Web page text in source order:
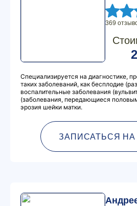
369
Специализируется на диагностике,
таких заболеваний, как бесплодие
воспалительные заболевания
(заболевания, передающиеся
эрозия шейки матки.
ЗАПИСАТЬСЯ